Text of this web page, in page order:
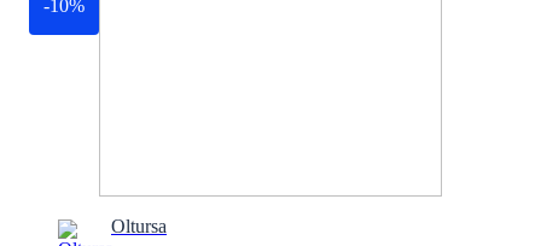
-10%
Oltursa